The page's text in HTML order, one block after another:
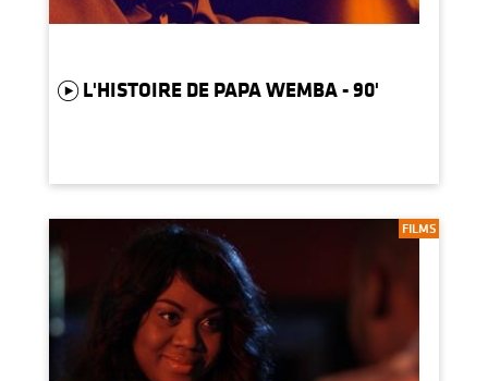
L'HISTOIRE DE PAPA WEMBA - 90'
FILMS